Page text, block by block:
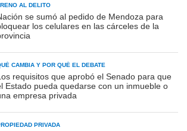
AL DELITO
se sumó al pedido de Mendoza para
los celulares en las cárceles de la
CAMBIA Y POR QUÉ EL DEBATE
requisitos que aprobó el Senado para que
Estado pueda quedarse con un inmueble o
empresa privada
PRIVADA